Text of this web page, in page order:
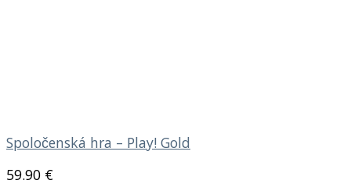
Spoločenská hra – Play! Gold
59.90 €